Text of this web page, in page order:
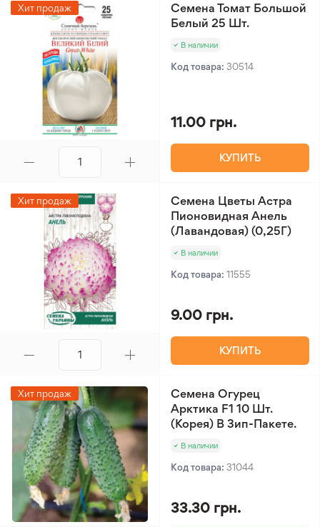
Хит продаж
Семена Томат Большой
Белый 25 Шт.
В наличии
Код товара: 30514
11.00 грн.
КУПИТЬ
Хит продаж
Семена Цветы Астра
Пионовидная Анель
(Лавандовая) (0,25Г)
В наличии
Код товара: 11555
9.00 грн.
КУПИТЬ
Хит продаж
Семена Огурец
Арктика F1 10 Шт.
(Корея) В Зип-Пакете.
В наличии
Код товара: 31044
33.30 грн.